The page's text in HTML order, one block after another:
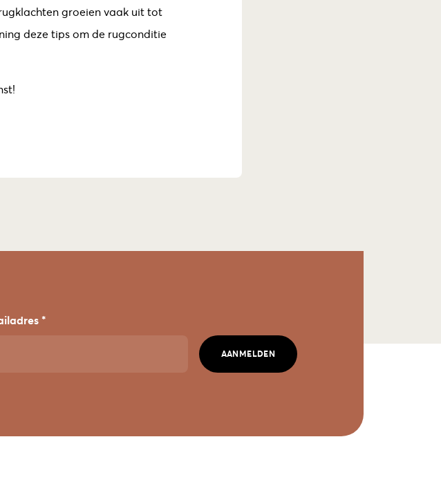
groeien vaak uit tot
deze tips om de rugconditie
*
AANMELDEN